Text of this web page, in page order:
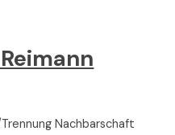
Nachbarschaft